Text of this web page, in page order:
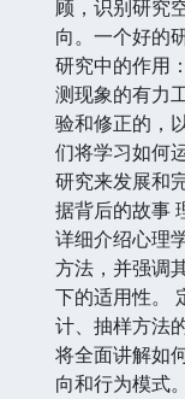
顾，识别研究
向。一个好的
研究中的作用
测现象的有力
验和修正的，
们将学习如何
研究来发展和
据背后的故事
详细介绍心理
方法，并强调
下的适用性。
计、抽样方法
将全面讲解如
向和行为模式